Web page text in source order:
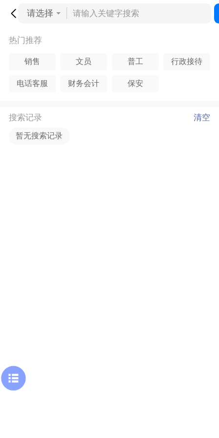
请选择
热门推荐
销售 文员 普工 行政接待
电话客服 财务会计 保安
搜索记录 清空
暂无搜索记录